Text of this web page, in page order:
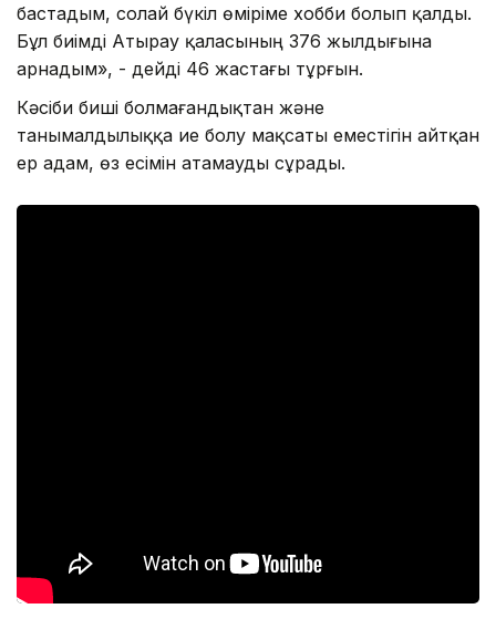
бастадым, солай бүкіл өміріме хобби болып қалды.
Бұл биімді Атырау қаласының 376 жылдығына
арнадым», - дейді 46 жастағы тұрғын.
Кәсіби биші болмағандықтан және
танымалдылыққа ие болу мақсаты еместігін айтқан
ер адам, өз есімін атамауды сұрады.